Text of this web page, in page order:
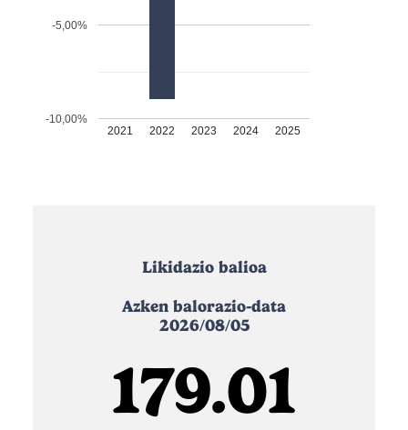
2021 2022 2023 2024 2025
-10,00%
-5,00%
Likidazio balioa
Azken balorazio-data
2026/08/05
179.01